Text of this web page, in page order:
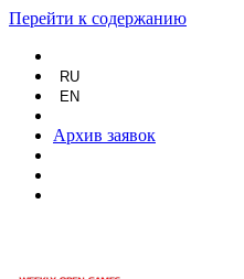
Перейти к содержанию
RU
EN
Архив заявок